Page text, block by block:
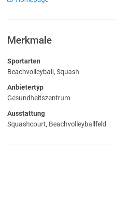
Merkmale
Sportarten
Beachvolleyball, Squash
Anbietertyp
Gesundheitszentrum
Ausstattung
Squashcourt, Beachvolleyballfeld